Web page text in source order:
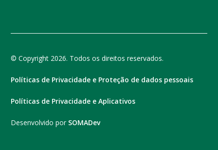
© Copyright 2026. Todos os direitos reservados.
Políticas de Privacidade e Proteção de dados pessoais
Políticas de Privacidade e Aplicativos
Desenvolvido por SOMADev